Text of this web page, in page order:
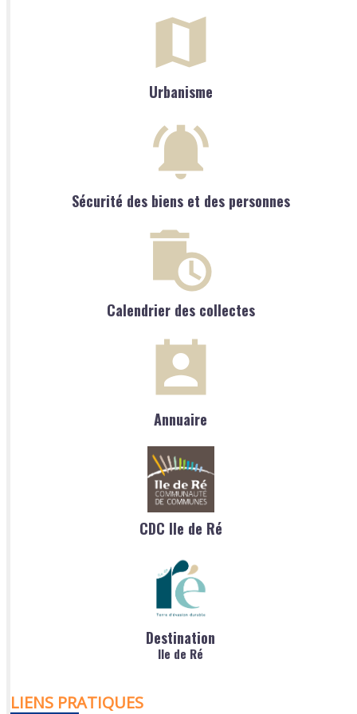
Urbanisme
Sécurité des biens et des personnes
Calendrier des collectes
Annuaire
CDC Ile de Ré
Destination
Ile de Ré
LIENS PRATIQUES